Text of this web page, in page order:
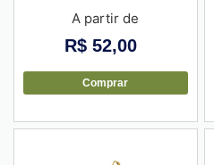
unid
A partir de
R$ 52,00
Comprar